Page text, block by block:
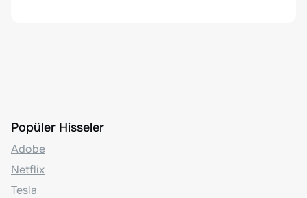
Popüler Hisseler
Adobe
Netflix
Tesla